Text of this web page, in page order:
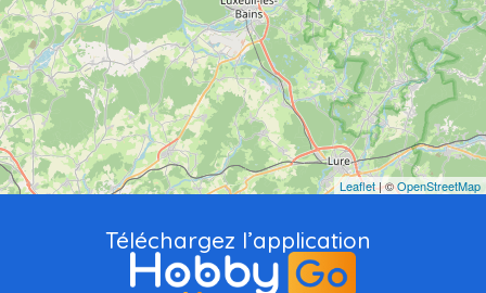
Leaflet| ©OpenStreetMap
Téléchargez l’application